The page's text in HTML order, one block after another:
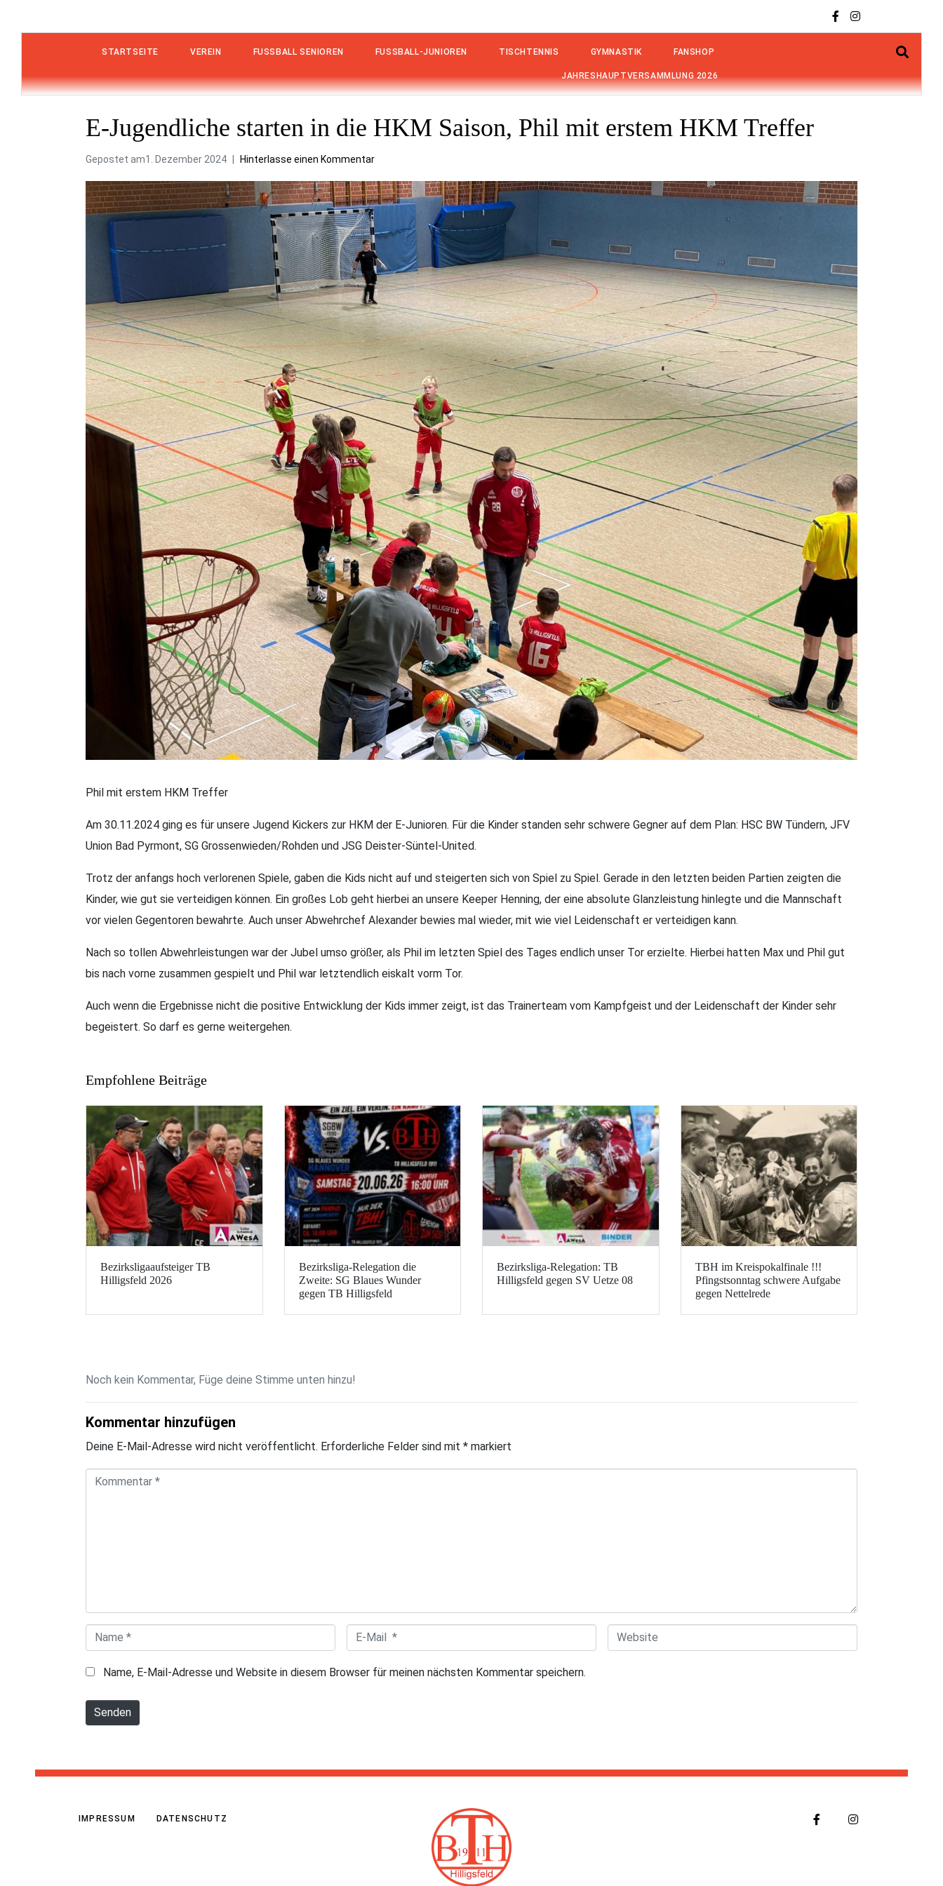
STARTSEITE VEREIN FUSSBALL SENIOREN FUSSBALL-JUNIOREN TISCHTENNIS GYMNASTIK FANSHOP
JAHRESHAUPTVERSAMMLUNG 2026
E-Jugendliche starten in die HKM Saison, Phil mit erstem HKM Treffer
Gepostet am1. Dezember 2024 Hinterlasse einen Kommentar
Phil mit erstem HKM Treffer
Am 30.11.2024 ging es für unsere Jugend Kickers zur HKM der E-Junioren. Für die Kinder standen sehr schwere Gegner auf dem Plan: HSC BW Tündern, JFV
Union Bad Pyrmont, SG Grossenwieden/Rohden und JSG Deister-Süntel-United.
Trotz der anfangs hoch verlorenen Spiele, gaben die Kids nicht auf und steigerten sich von Spiel zu Spiel. Gerade in den letzten beiden Partien zeigten die
Kinder, wie gut sie verteidigen können. Ein großes Lob geht hierbei an unsere Keeper Henning, der eine absolute Glanzleistung hinlegte und die Mannschaft
vor vielen Gegentoren bewahrte. Auch unser Abwehrchef Alexander bewies mal wieder, mit wie viel Leidenschaft er verteidigen kann.
Nach so tollen Abwehrleistungen war der Jubel umso größer, als Phil im letzten Spiel des Tages endlich unser Tor erzielte. Hierbei hatten Max und Phil gut
bis nach vorne zusammen gespielt und Phil war letztendlich eiskalt vorm Tor.
Auch wenn die Ergebnisse nicht die positive Entwicklung der Kids immer zeigt, ist das Trainerteam vom Kampfgeist und der Leidenschaft der Kinder sehr
begeistert. So darf es gerne weitergehen.
Empfohlene Beiträge
Bezirksligaaufsteiger TB
Hilligsfeld 2026
Bezirksliga-Relegation die
Zweite: SG Blaues Wunder
gegen TB Hilligsfeld
Bezirksliga-Relegation: TB
Hilligsfeld gegen SV Uetze 08
TBH im Kreispokalfinale !!!
Pfingstsonntag schwere Aufgabe
gegen Nettelrede
Noch kein Kommentar, Füge deine Stimme unten hinzu!
Kommentar hinzufügen
Deine E-Mail-Adresse wird nicht veröffentlicht. Erforderliche Felder sind mit * markiert
a
r
*
a
m
-
M
e
Name, E-Mail-Adresse und Website in diesem Browser für meinen nächsten Kommentar speichern.
Senden
IMPRESSUM DATENSCHUTZ